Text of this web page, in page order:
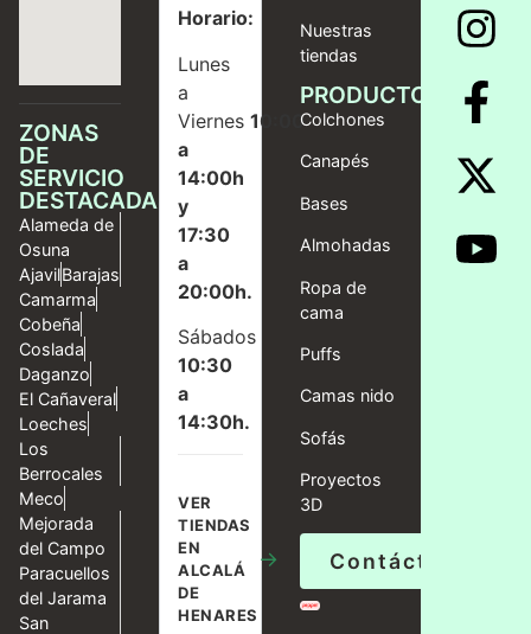
ZONAS
DE
SERVICIO
DESTACADAS
Alameda de
Osuna
AjavilBarajas
Camarma
Cobeña
Coslada
Daganzo
El Cañaveral
Loeches
Los
Berrocales
Meco
Mejorada
del Campo
Paracuellos
del Jarama
San
Horario:
Lunes
a
Viernes10:00
a
14:00h
y
17:30
a
20:00h.
Sábados
10:30
a
14:30h.
VER
TIENDAS
EN
ALCALÁ
DE
HENARES
→
Nuestras
tiendas
PRODUCTOS
Colchones
Canapés
Bases
Almohadas
Ropa de
cama
Puffs
Camas nido
Sofás
Proyectos
3D
Contáctanos